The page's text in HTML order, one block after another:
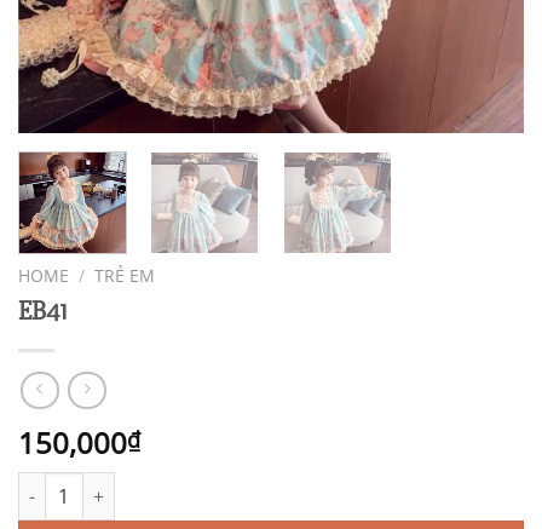
HOME / TRẺ EM
EB41
150,000₫
EB41 quantity